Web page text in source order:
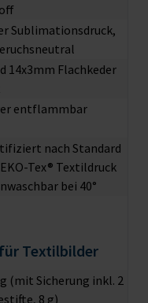
Sublimationsdruck,
14x3mm Flachkeder
entflammbar
nach Standard
Tex® Textildruck
bei 40°
Textilbilder
(mit Sicherung inkl. 2
8 g)